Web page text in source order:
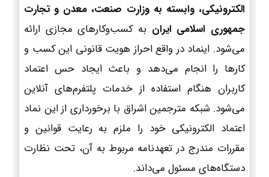
الکترونیکی، وابسته به وزارت صنعت، معدن و تجارت
جمهوری اسلامی ایران به کسب‌وکارهای مجازی ارائه
می‌شود. اینماد در واقع احراز هویت قانونی این کسب و
کارها را انجام می‌دهد و باعث ایجاد حس اعتماد
کاربران هنگام استفاده از خدمات پلتفرم‌های آنلاین
می‌شود. شبکه مترجمین اشراق با برخورداری از این نماد
اعتماد الکترونیکی خود را ملزم به رعایت قوانین و
مقررات مندرج در تعهدنامه مربوط به آن، تحت نظارت
دستگاه‌های مسئول می‌داند.